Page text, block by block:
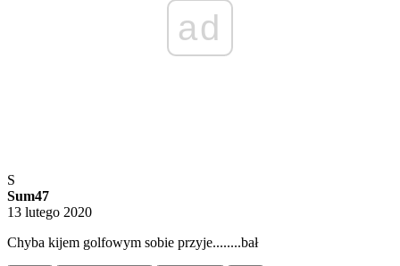
ad
S
Sum47
13 lutego 2020
Chyba kijem golfowym sobie przyje........bał